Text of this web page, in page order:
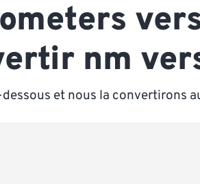
nm
et nous la convertirons